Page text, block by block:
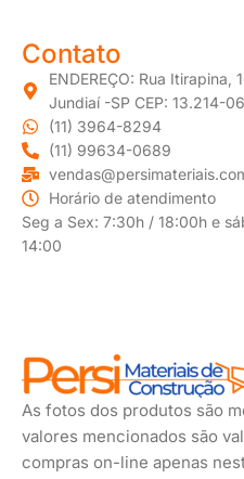
Contato
ENDEREÇO: Rua Itirapina,
Jundiaí -SP CEP: 13.214-
(11) 3964-8294
(11) 99634-0689
Horário de atendimento
Seg a Sex: 7:30h / 18:00h e
14:00
As fotos dos produtos são
valores mencionados são
compras on-line apenas